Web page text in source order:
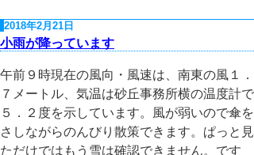
2018年2月21日
小雨が降っています
午前９時現在の風向・風速は、南東の風１．
７メートル、気温は砂丘事務所横の温度計で
５．２度を示しています。風が弱いので傘を
さしながらのんびり散策できます。ぱっと見
ただけではもう雪は確認できません。です